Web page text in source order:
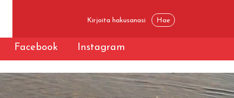
Facebook Instagram